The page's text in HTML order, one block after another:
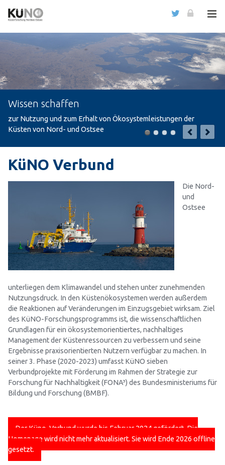
Wissen schaffen
zur Nutzung und zum Erhalt von Ökosystemleistungen der
Küsten von Nord- und Ostsee
KüNO Verbund
Die Nord-
und
Ostsee
unterliegen dem Klimawandel und stehen unter zunehmenden
Nutzungsdruck. In den Küstenökosystemen werden außerdem
die Reaktionen auf Veränderungen im Einzugsgebiet wirksam. Ziel
des KüNO-Forschungsprogramms ist, die wissenschaftlichen
Grundlagen für ein ökosystemorientiertes, nachhaltiges
Management der Küstenressourcen zu verbessern und seine
Ergebnisse praxisorientierten Nutzern verfügbar zu machen. In
seiner 3. Phase (2020-2023) umfasst KüNO sieben
Verbundprojekte mit Förderung im Rahmen der Strategie zur
Forschung für Nachhaltigkeit (FONA³) des Bundesministeriums für
Bildung und Forschung (BMBF).
Der Küno-Verbund wurde bis Februar 2024 gefördert. Die
Homepage wird nicht mehr aktualisiert. Sie wird Ende 2026 offline
gesetzt.